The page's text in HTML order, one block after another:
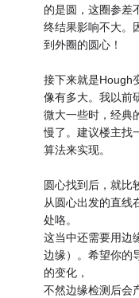
的是圆，这圈参差
终结果影响不大。
到外圈的圆心！
接下来就是Hough
像有多大。我以前
微大一些时，经典
慢了。建议楼主找
算法来实现。
圆心找到后，就比
从圆心出发的直线
处咯。
这当中还需要用边
边缘）。希望你的
的变化，
不然边缘检测后会